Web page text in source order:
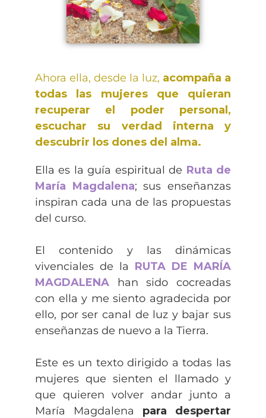
Ahora ella, desde la luz, acompaña a
todas las mujeres que quieran
recuperar el poder personal,
escuchar su verdad interna y
descubrir los dones del alma.
Ella es la guía espiritual de Ruta de
María Magdalena; sus enseñanzas
inspiran cada una de las propuestas
del curso.
El contenido y las dinámicas
vivenciales de la RUTA DE MARÍA
MAGDALENA han sido cocreadas
con ella y me siento agradecida por
ello, por ser canal de luz y bajar sus
enseñanzas de nuevo a la Tierra.
Este es un texto dirigido a todas las
mujeres que sienten el llamado y
que quieren volver andar junto a
María Magdalena para despertar